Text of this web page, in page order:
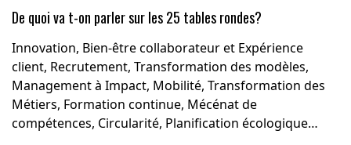
De quoi va t-on parler sur les 25 tables rondes?
Innovation, Bien-être collaborateur et Expérience
client, Recrutement, Transformation des modèles,
Management à Impact, Mobilité, Transformation des
Métiers, Formation continue, Mécénat de
compétences, Circularité, Planification écologique…